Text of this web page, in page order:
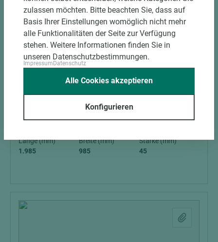
8 weitere Varianten
Vollspan CPL Verkehrsweiß PZ kleine
Rundung smart²-Kante V0026 WF DIN L
Länge (mm)
1.985
Breite (mm)
985
Stärke (mm)
45
zulassen möchten. Bitte beachten Sie, dass auf
Basis Ihrer Einstellungen womöglich nicht mehr
alle Funktionalitäten der Seite zur Verfügung
stehen. Weitere Informationen finden Sie in
unseren Datenschutzbestimmungen.
ImpressumDatenschutz
Konfigurieren
Alle Cookies akzeptieren